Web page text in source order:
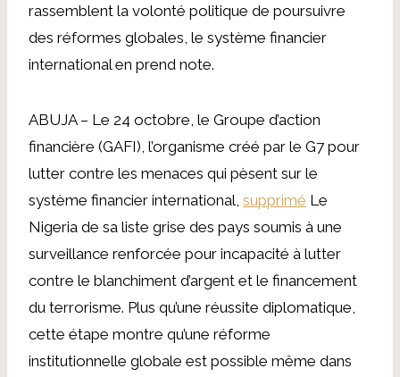
rassemblent la volonté politique de poursuivre
des réformes globales, le système financier
international en prend note.
ABUJA – Le 24 octobre, le Groupe d’action
financière (GAFI), l’organisme créé par le G7 pour
lutter contre les menaces qui pèsent sur le
système financier international, supprimé Le
Nigeria de sa liste grise des pays soumis à une
surveillance renforcée pour incapacité à lutter
contre le blanchiment d’argent et le financement
du terrorisme. Plus qu’une réussite diplomatique,
cette étape montre qu’une réforme
institutionnelle globale est possible même dans